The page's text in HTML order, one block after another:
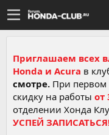
Приглашаем всех
Honda и Acura в
смотре. При
скидку на работы от
отделении Хонда
УСПЕЙ